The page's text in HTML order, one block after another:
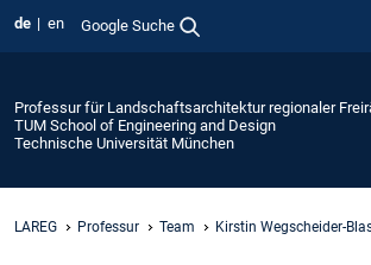
de en Google Suche
Professur für Landschaftsarchitektur regionaler
TUM School of Engineering and Design
Technische Universität München
LAREG Professur Team Kirstin Wegscheider-